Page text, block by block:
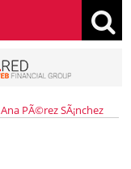
Ana PÃ©rez SÃ¡nchez